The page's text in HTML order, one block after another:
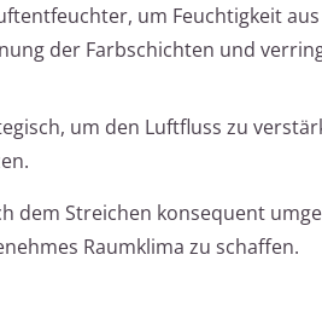
um Feuchtigkeit
der Farbschichten und
um den Luftfluss zu
dem Streichen konsequent
Raumklima zu schaffen.